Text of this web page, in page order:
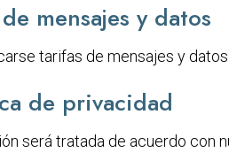
mensajes y datos
tarifas de mensajes y
de privacidad
será tratada de acuerdo con